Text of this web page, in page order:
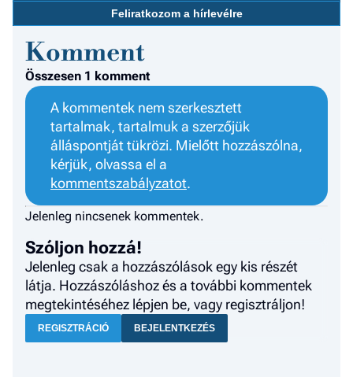
Feliratkozom a hírlevélre
Komment
Összesen 1 komment
A kommentek nem szerkesztett
tartalmak, tartalmuk a szerzőjük
álláspontját tükrözi. Mielőtt hozzászólna,
kérjük, olvassa el a
kommentszabályzatot.
Jelenleg nincsenek kommentek.
Szóljon hozzá!
Jelenleg csak a hozzászólások egy kis részét
látja. Hozzászóláshoz és a további kommentek
megtekintéséhez lépjen be, vagy regisztráljon!
REGISZTRÁCIÓ BEJELENTKEZÉS